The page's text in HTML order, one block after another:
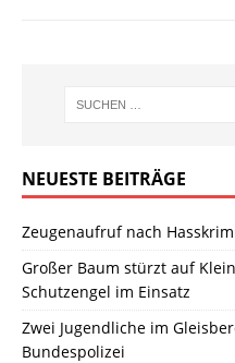
NEUESTE BEITRÄGE
Zeugenaufruf nach
Großer Baum stürzt auf
Schutzengel im Einsatz
Zwei Jugendliche im
Bundespolizei